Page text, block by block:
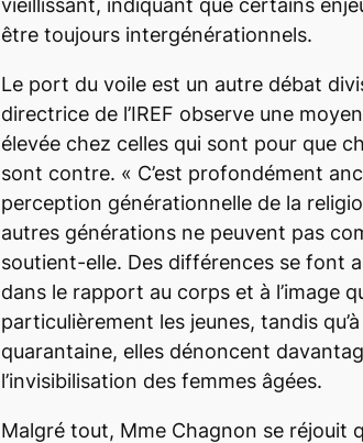
vieillissant, indiquant que certains
être toujours intergénérationnels.
Le port du voile est un autre débat
directrice de l’IREF observe une
élevée chez celles qui sont pour que
sont contre. « C’est profondément
perception générationnelle de la
autres générations ne peuvent pas
soutient-elle. Des différences se font
dans le rapport au corps et à l’image
particulièrement les jeunes, tandis
quarantaine, elles dénoncent
l’invisibilisation des femmes âgées.
Malgré tout, Mme Chagnon se réjouit